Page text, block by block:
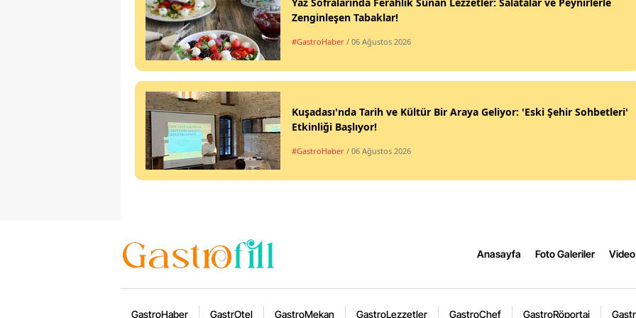
Zenginleşen Tabaklar!
#GastroHaber / 06 Ağustos 2026
Kuşadası'nda Tarih ve Kültür Bir Araya Geliyor: 'Eski Şehir Sohbetleri'
Etkinliği Başlıyor!
#GastroHaber / 06 Ağustos 2026
Anasayfa Foto Galeriler
GastroHaber GastrOtel GastroMekan GastroLezzetler GastroChef GastroRöportaj